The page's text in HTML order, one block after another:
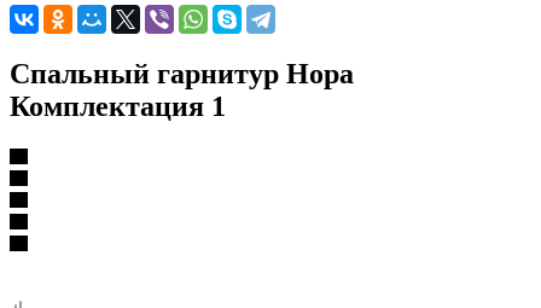
Спальный гарнитур Нора
Комплектация 1